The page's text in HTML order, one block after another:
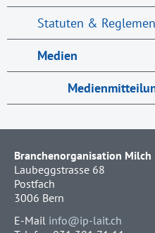
Statuten &
Medien
Branchenorganisation Milch
Laubeggstrasse 68
Postfach
3006 Bern
E-Mail info@ip-lait.ch